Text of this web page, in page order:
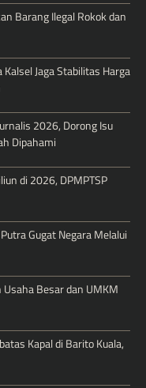
Barang Ilegal Rokok dan
Jaga Stabilitas Harga
2026, Dorong Isu
Dipahami
di 2026, DPMPTSP
Gugat Negara Melalui
Besar dan UMKM
Kapal di Barito Kuala,